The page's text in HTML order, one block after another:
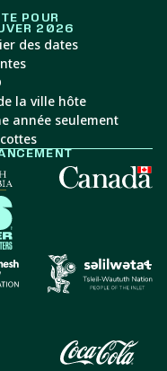
POUR
2026
des dates
la ville hôte
année seulement